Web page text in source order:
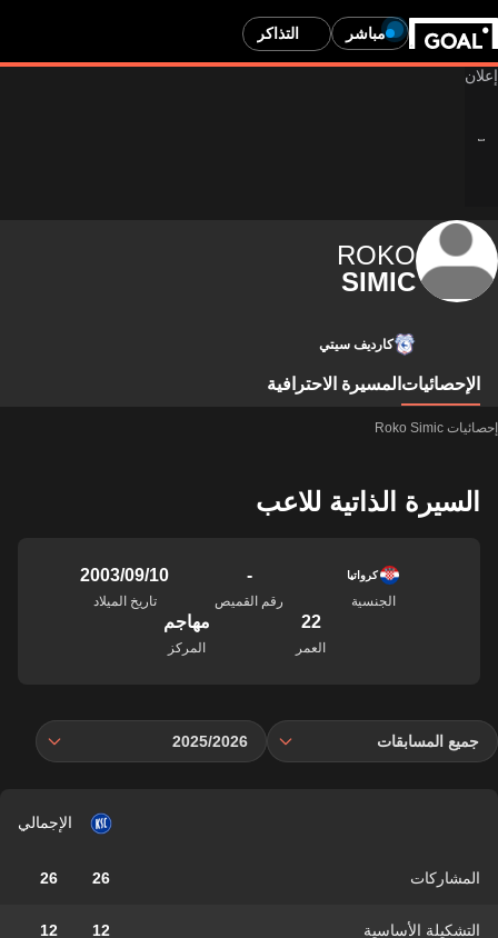
مباشر التذاكر
ROKO
SIMIC
كارديف سيتي
الإحصائيات المسيرة الاحترافية
إحصائيات Roko Simic
السيرة الذاتية للاعب
كرواتيا
الجنسية
-
رقم القميص
10‏/09‏/2003
تاريخ الميلاد
22
العمر
مهاجم
المركز
جميع المسابقات 2025/2026
الإجمالي
المشاركات 26
26
التشكيلة الأساسية 12
12